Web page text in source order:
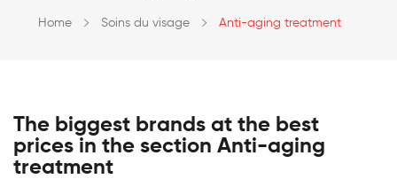
Home Soins du visage Anti-aging treatment
The biggest brands at the best
prices in the section Anti-aging
treatment